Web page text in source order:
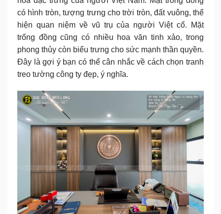
có hình tròn, tượng trưng cho trời tròn, đất vuông, thể
hiện quan niệm về vũ trụ của người Việt cổ. Mặt
trống đồng cũng có nhiều hoa văn tinh xảo, trong
phong thủy còn biểu trưng cho sức mạnh thần quyền.
Đây là gợi ý bạn có thể cân nhắc về cách chọn tranh
treo tường công ty đẹp, ý nghĩa.